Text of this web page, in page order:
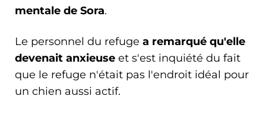
mentale de Sora.
Le personnel du refuge a remarqué qu'elle
devenait anxieuse et s'est inquiété du fait
que le refuge n'était pas l'endroit idéal pour
un chien aussi actif.